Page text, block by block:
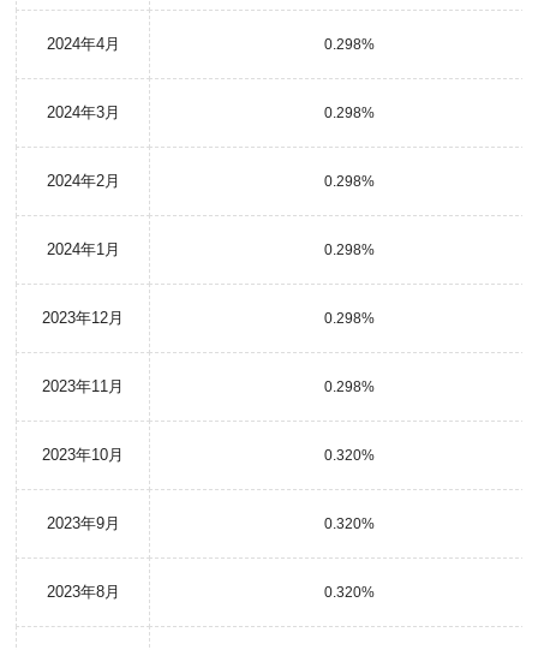
2024年4月 0.298%
2024年3月 0.298%
2024年2月 0.298%
2024年1月 0.298%
2023年12月 0.298%
2023年11月 0.298%
2023年10月 0.320%
2023年9月 0.320%
2023年8月 0.320%